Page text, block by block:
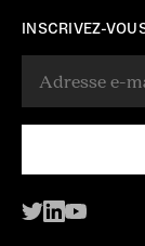
INSCRIVEZ-